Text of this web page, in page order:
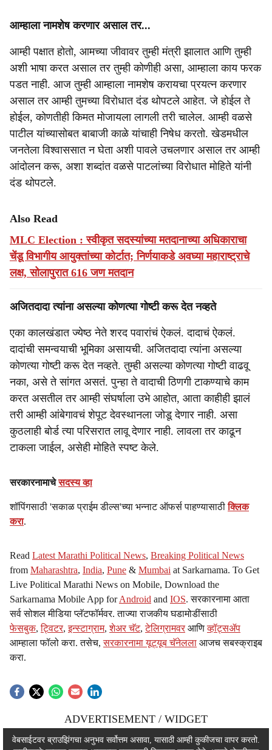
आम्हाला नामशेष करणार असाल तर...
आम्ही पक्षात होतो, आमच्या जीवावर तुम्ही मंत्री झालात आणि तुम्ही
अशी भाषा करत असाल तर तुम्ही कोणीही असा, आम्हाला काय फरक
पडत नाही. आज तुम्ही आम्हाला नामशेष करायचा प्रयत्न करणार
असाल तर आम्ही तुमच्या विरोधात दंड थोपटले आहेत. जे होईल ते
होईल, कोणतीही किमत मोजायला लागली तरी चालेल. आम्ही वळसे
पाटील यांच्यासोबत बाबाजी काळे यांचाही निषेध करतो. खेडमधील
जनतेला विश्वाससात न घेता अशी पावले उचलणार असाल तर आम्ही
आंदोलन करू, अशा शब्दांत वळसे पाटलांच्या विरोधात मोहिते यांनी
दंड थोपटले.
Also Read
MLC Election : स्वीकृत सदस्यांच्या मतदानाच्या अधिकाराचा
चेंडू विभागीय आयुक्तांच्या कोर्टात; निर्णयाकडे अवघ्या महाराष्ट्राचे
लक्ष, सोलापुरात 616 जण मतदान
अजितदादा त्यांना असल्या कोणत्या गोष्टी करू देत नव्हते
एका कालखंडात ज्येष्ठ नेते शरद पवारांचं ऐकलं. दादाचं ऐकलं.
दादांची समन्वयाची भूमिका असायची. अजितदादा त्यांना असल्या
कोणत्या गोष्टी करू देत नव्हते. तुम्ही असल्या कोणत्या गोष्टी वाढवू
नका, असे ते सांगत असतं. पुन्हा ते वादाची ठिणगी टाकण्याचे काम
करत असतील तर आम्ही संघर्षाला उभे आहोत, आता काहीही झालं
तरी आम्ही आंबेगावचं शेपूट देवस्थानला जोडू देणार नाही. असा
कुठलाही बोर्ड त्या परिसरात लावू देणार नाही. लावला तर काढून
टाकला जाईल, असेही मोहिते स्पष्ट केले.
सरकारनामाचेसदस्य व्हा
शॉपिंगसाठी 'सकाळ प्राईम डील्स'च्या भन्नाट ऑफर्स पाहण्यासाठीक्लिक
करा.
Read Latest Marathi Political News, Breaking Political News
from Maharashtra, India, Pune & Mumbai at Sarkarnama. To Get
Live Political Marathi News on Mobile, Download the
Sarkarnama Mobile App forAndroid and IOS. सरकारनामा आता
सर्व सोशल मीडिया प्लॅटफॉर्मवर. ताज्या राजकीय घडामोडींसाठी
फेसबुक,ट्विटर,इन्स्टाग्राम,शेअर चॅट,टेलिग्रामवर आणिव्हॉट्सॲप
आम्हाला फॉलो करा. तसेच,सरकारनामा यूट्यूब चॅनेलला आजच सबस्क्राइब
करा.
ADVERTISEMENT / WIDGET
ADVERTISEMENT / WIDGET
वेबसाईटवर ब्राउझिंगचा अनुभव सर्वोत्तम असावा, यासाठी आम्ही कुकीजचा वापर करतो.